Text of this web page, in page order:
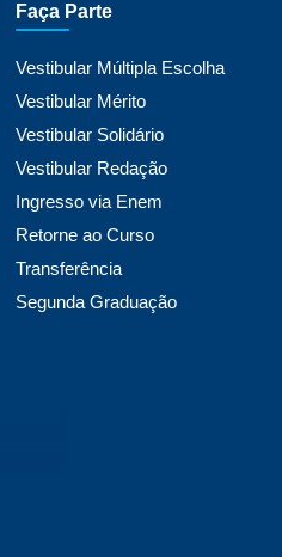
Faça Parte
Vestibular Múltipla Escolha
Vestibular Mérito
Vestibular Solidário
Vestibular Redação
Ingresso via Enem
Retorne ao Curso
Transferência
Segunda Graduação